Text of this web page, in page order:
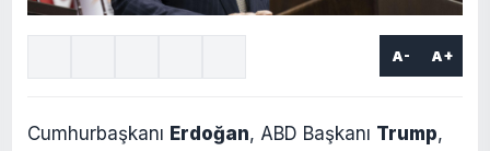
A- A+
Cumhurbaşkanı Erdoğan, ABD Başkanı Trump,